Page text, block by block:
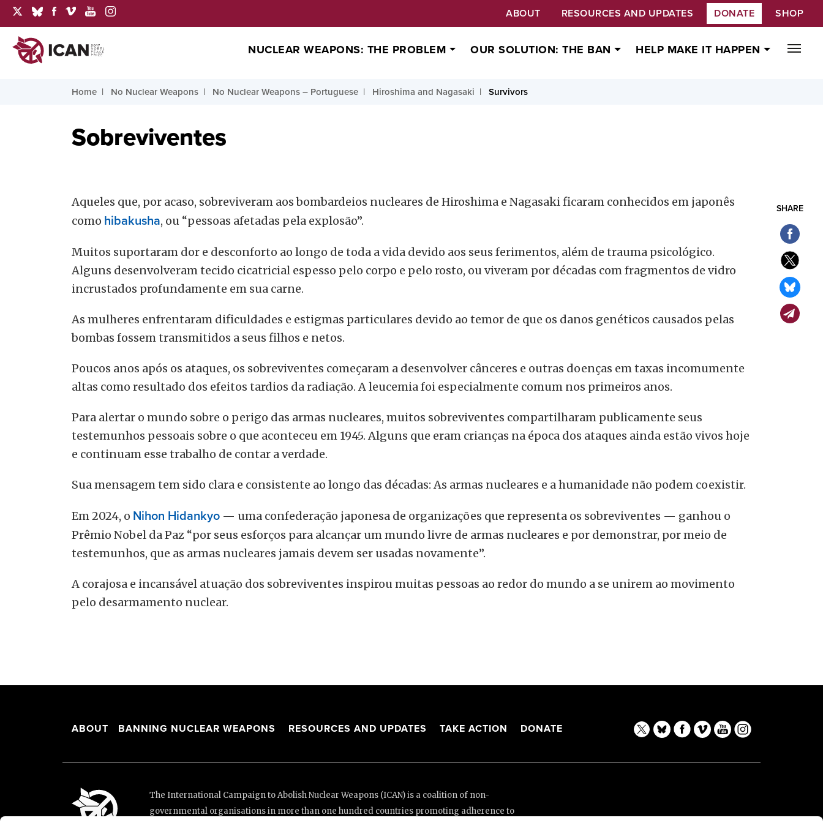
ABOUT RESOURCES AND UPDATES DONATE SHOP
NUCLEAR WEAPONS: THE PROBLEM OUR SOLUTION: THE BAN HELP MAKE IT HAPPEN
Home No Nuclear Weapons No Nuclear Weapons – Portuguese Hiroshima and Nagasaki Survivors
SHARE
Sobreviventes
Aqueles que, por acaso, sobreviveram aos bombardeios nucleares de Hiroshima e Nagasaki ficaram conhecidos em japonês
como hibakusha, ou “pessoas afetadas pela explosão”.
Muitos suportaram dor e desconforto ao longo de toda a vida devido aos seus ferimentos, além de trauma psicológico.
Alguns desenvolveram tecido cicatricial espesso pelo corpo e pelo rosto, ou viveram por décadas com fragmentos de vidro
incrustados profundamente em sua carne.
As mulheres enfrentaram dificuldades e estigmas particulares devido ao temor de que os danos genéticos causados pelas
bombas fossem transmitidos a seus filhos e netos.
Poucos anos após os ataques, os sobreviventes começaram a desenvolver cânceres e outras doenças em taxas incomumente
altas como resultado dos efeitos tardios da radiação. A leucemia foi especialmente comum nos primeiros anos.
Para alertar o mundo sobre o perigo das armas nucleares, muitos sobreviventes compartilharam publicamente seus
testemunhos pessoais sobre o que aconteceu em 1945. Alguns que eram crianças na época dos ataques ainda estão vivos hoje
e continuam esse trabalho de contar a verdade.
Sua mensagem tem sido clara e consistente ao longo das décadas: As armas nucleares e a humanidade não podem coexistir.
Em 2024, o Nihon Hidankyo — uma confederação japonesa de organizações que representa os sobreviventes — ganhou o
Prêmio Nobel da Paz “por seus esforços para alcançar um mundo livre de armas nucleares e por demonstrar, por meio de
testemunhos, que as armas nucleares jamais devem ser usadas novamente”.
A corajosa e incansável atuação dos sobreviventes inspirou muitas pessoas ao redor do mundo a se unirem ao movimento
pelo desarmamento nuclear.
ABOUT BANNING NUCLEAR WEAPONS RESOURCES AND UPDATES TAKE ACTION DONATE
The International Campaign to Abolish Nuclear Weapons (ICAN) is a coalition of non-
governmental organisations in more than one hundred countries promoting adherence to